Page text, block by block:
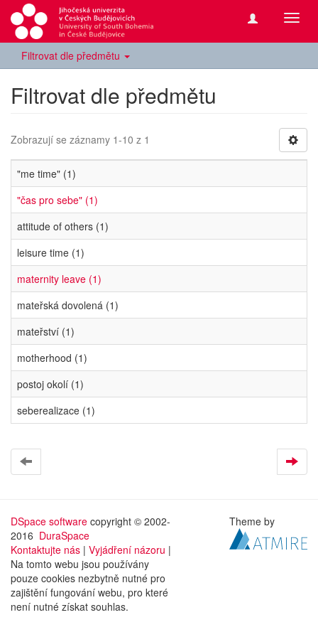
Filtrovat dle předmětu
Filtrovat dle předmětu
Zobrazují se záznamy 1-10 z 1
"me time" (1)
"čas pro sebe" (1)
attitude of others (1)
leisure time (1)
maternity leave (1)
mateřská dovolená (1)
mateřství (1)
motherhood (1)
postoj okolí (1)
seberealizace (1)
DSpace software copyright © 2002-
2016 DuraSpace
Kontaktujte nás | Vyjádření názoru |
Na tomto webu jsou používány
pouze cookies nezbytně nutné pro
zajištění fungování webu, pro které
není nutné získat souhlas.
Theme by